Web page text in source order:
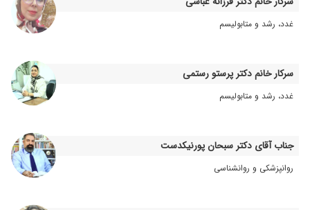
مشکل فشارخون بالاداشتم که باتشخیص خوب آقای
هستن.
۱۴۰۱/۰۸/۱۶
بسیار پزشک خوب و با حوصله ای بودن ۱۴۰۳/۱۰/۲۲
سلام بسیار عالی اینقدر که با هیچ کلمه و جمله ۱۴۰۱/۱۱/۳۰
۱۴۰۴/۰۵/۰۸
غدد، رشد و متابولیسم
سرکار خانم دکتر پرستو رستمی
غدد، رشد و متابولیسم
جناب آقای دکتر سبحان پورنیکدست
روانپزشکی و روانشناسی